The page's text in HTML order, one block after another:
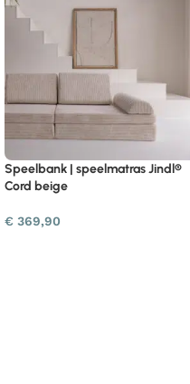
Speelbank | speelmatras Jindl®
Cord beige
€ 369,90